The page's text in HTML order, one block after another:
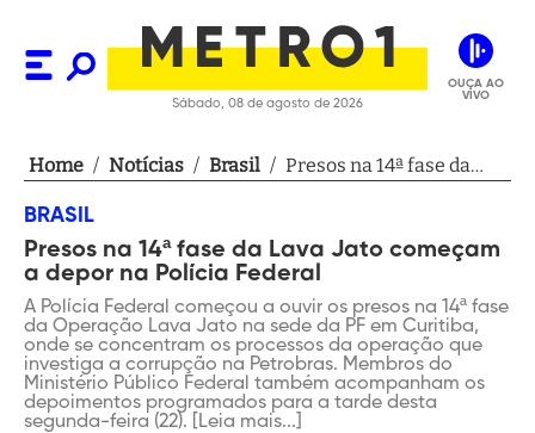
Sábado, 08 de agosto de 2026
OUÇA AO
VIVO
Home / Notícias / Brasil / Presos na 14ª fase da
BRASIL
Presos na 14ª fase da Lava Jato começam
a depor na Polícia Federal
A Polícia Federal começou a ouvir os presos na 14ª fase
da Operação Lava Jato na sede da PF em Curitiba,
onde se concentram os processos da operação que
investiga a corrupção na Petrobras. Membros do
Ministério Público Federal também acompanham os
depoimentos programados para a tarde desta
segunda-feira (22). [Leia mais...]